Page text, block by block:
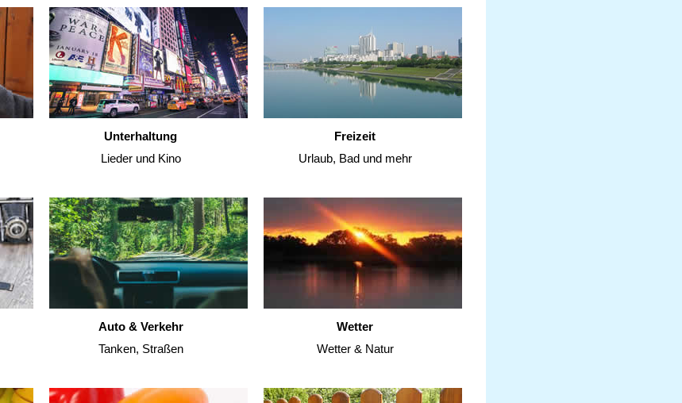
Unterhaltung
Lieder und Kino
Freizeit
Urlaub, Bad und mehr
Auto & Verkehr
Tanken, Straßen
Wetter
Wetter & Natur